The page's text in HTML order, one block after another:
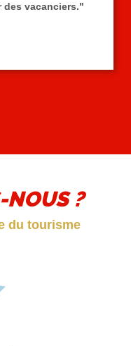
des vacanciers."
NOUS ?
du tourisme